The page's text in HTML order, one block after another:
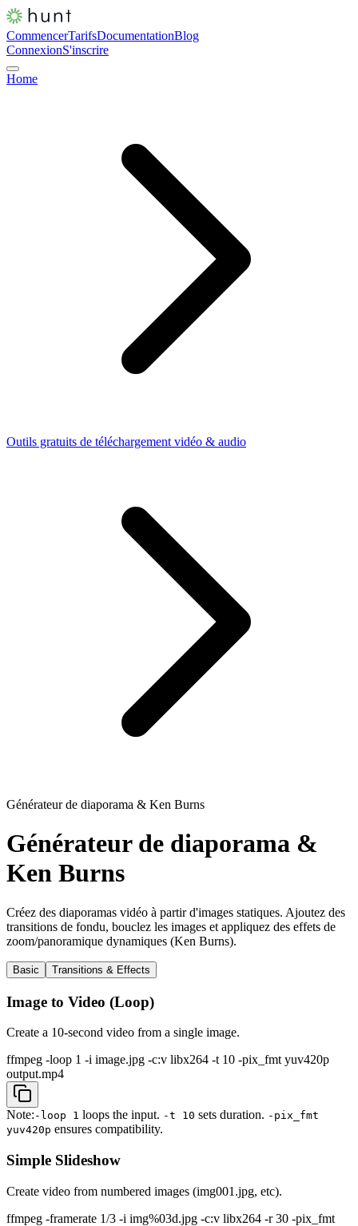
CommencerTarifsDocumentationBlog
ConnexionS'inscrire
Home
Outils gratuits de téléchargement vidéo & audio
Générateur de diaporama & Ken Burns
Générateur de diaporama &
Ken Burns
Créez des diaporamas vidéo à partir d'images statiques. Ajoutez des
transitions de fondu, bouclez les images et appliquez des effets de
zoom/panoramique dynamiques (Ken Burns).
Basic Transitions & Effects
Image to Video (Loop)
Create a 10-second video from a single image.
ffmpeg -loop 1 -i image.jpg -c:v libx264 -t 10 -pix_fmt yuv420p
output.mp4
Note: -loop 1 loops the input. -t 10 sets duration. -pix_fmt
yuv420p ensures compatibility.
Simple Slideshow
Create video from numbered images (img001.jpg, etc).
ffmpeg -framerate 1/3 -i img%03d.jpg -c:v libx264 -r 30 -pix_fmt